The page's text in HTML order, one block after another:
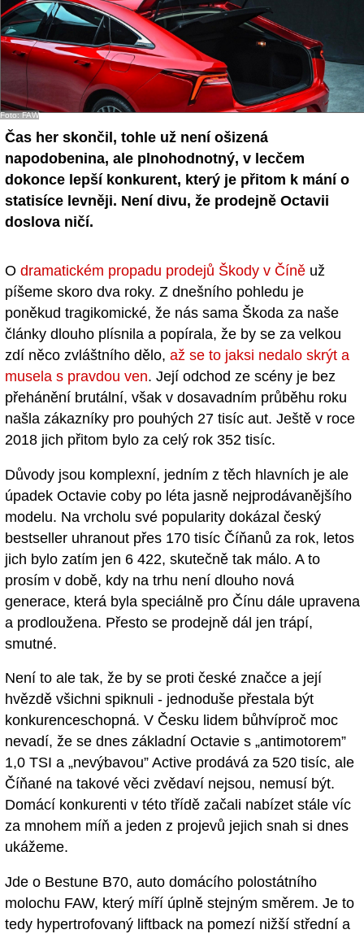
Foto: FAW
Čas her skončil, tohle už není ošizená
napodobenina, ale plnohodnotný, v lecčem
dokonce lepší konkurent, který je přitom k mání o
statisíce levněji. Není divu, že prodejně Octavii
doslova ničí.
O dramatickém propadu prodejů Škody v Číně už
píšeme skoro dva roky. Z dnešního pohledu je
poněkud tragikomické, že nás sama Škoda za naše
články dlouho plísnila a popírala, že by se za velkou
zdí něco zvláštního dělo, až se to jaksi nedalo skrýt a
musela s pravdou ven. Její odchod ze scény je bez
přehánění brutální, však v dosavadním průběhu roku
našla zákazníky pro pouhých 27 tisíc aut. Ještě v roce
2018 jich přitom bylo za celý rok 352 tisíc.
Důvody jsou komplexní, jedním z těch hlavních je ale
úpadek Octavie coby po léta jasně nejprodávanějšího
modelu. Na vrcholu své popularity dokázal český
bestseller uhranout přes 170 tisíc Číňanů za rok, letos
jich bylo zatím jen 6 422, skutečně tak málo. A to
prosím v době, kdy na trhu není dlouho nová
generace, která byla speciálně pro Čínu dále upravena
a prodloužena. Přesto se prodejně dál jen trápí,
smutné.
Není to ale tak, že by se proti české značce a její
hvězdě všichni spiknuli - jednoduše přestala být
konkurenceschopná. V Česku lidem bůhvíproč moc
nevadí, že se dnes základní Octavie s „antimotorem”
1,0 TSI a „nevýbavou” Active prodává za 520 tisíc, ale
Číňané na takové věci zvědaví nejsou, nemusí být.
Domácí konkurenti v této třídě začali nabízet stále víc
za mnohem míň a jeden z projevů jejich snah si dnes
ukážeme.
Jde o Bestune B70, auto domácího polostátního
molochu FAW, který míří úplně stejným směrem. Je to
tedy hypertrofovaný liftback na pomezí nižší střední a